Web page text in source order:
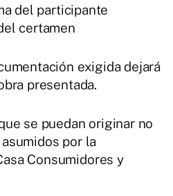
del participante
certamen
exigida dejará
presentada.
se puedan originar no
por la
Consumidores y